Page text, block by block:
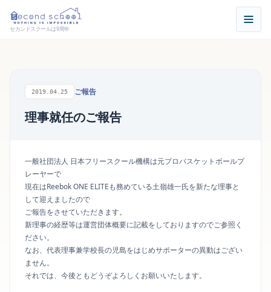
セカンドスクールは9周年
2019.04.25 ご報告
理事就任のご報告
一般社団法人 日本フリースクール機構は元プロバスケットボールプ
レーヤーで
現在はReebok ONE ELITEも務めている土嶺雄一氏を新たな理事と
して迎えましたので
ご報告をさせていただきます。
新理事の経歴等は運営団体概要に記載をしておりますのでご参照く
ださい。
なお、代表理事兼学校長の児島をはじめサポーターの異動はござい
ません。
それでは、今後ともどうぞよろしくお願いいたします。